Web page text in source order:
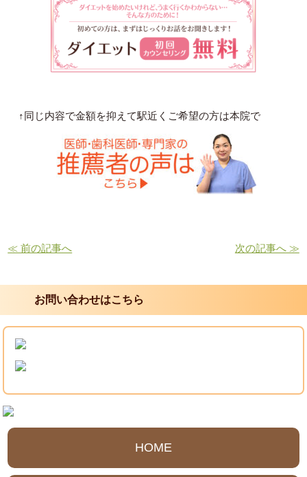
↑同じ内容で金額を抑えて駅近くご希望の方は本院で
≪ 前の記事へ 次の記事へ ≫
お問い合わせはこちら
HOME